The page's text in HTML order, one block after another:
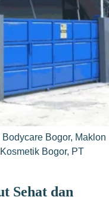
Bodycare Bogor, Maklon
Bogor, PT
Sehat dan